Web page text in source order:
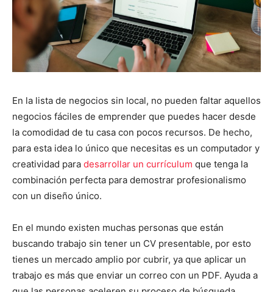
En la lista de negocios sin local, no pueden faltar aquellos
negocios fáciles de emprender que puedes hacer desde
la comodidad de tu casa con pocos recursos. De hecho,
para esta idea lo único que necesitas es un computador y
creatividad para desarrollar un currículum que tenga la
combinación perfecta para demostrar profesionalismo
con un diseño único.
En el mundo existen muchas personas que están
buscando trabajo sin tener un CV presentable, por esto
tienes un mercado amplio por cubrir, ya que aplicar un
trabajo es más que enviar un correo con un PDF. Ayuda a